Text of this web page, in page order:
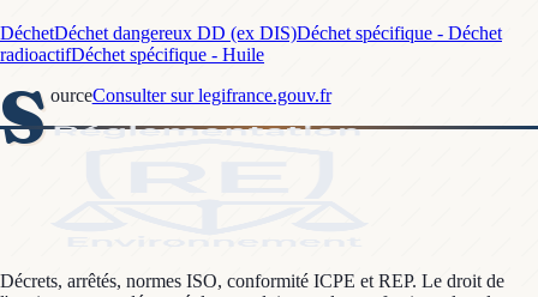
DéchetDéchet dangereux DD (ex DIS)Déchet spécifique - Déchet
radioactifDéchet spécifique - Huile
S ourceConsulter sur legifrance.gouv.fr
Décrets, arrêtés, normes ISO, conformité ICPE et REP. Le droit de